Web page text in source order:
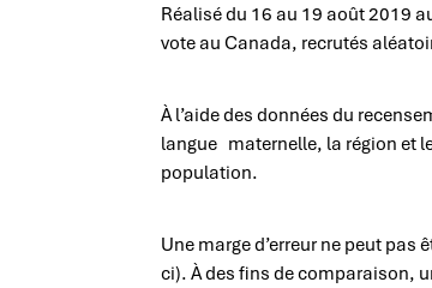
Réalisé du 16 au 19 août 2019
vote au Canada, recrutés
À l’aide des données du
langue maternelle, la région et
population.
Une marge d’erreur ne peut
ci). À des fins de comparaison,